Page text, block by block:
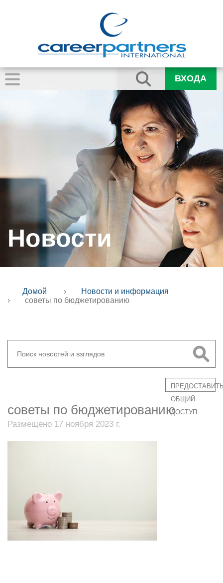
ВХОДА
Новости
Домой ›
Новости и информация
›
советы по бюджетированию
ОБЩИЙ
ДОСТУП
советы по бюджетированию
Размещено 17 ноября 2023 г.